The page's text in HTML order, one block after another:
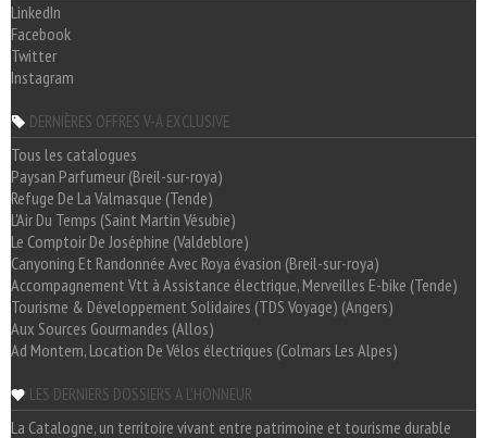
LinkedIn
Facebook
Twitter
Instagram
DERNIÈRES OFFRES V-A EXCLUSIVE
Tous les catalogues
Paysan Parfumeur (Breil-sur-roya)
Refuge De La Valmasque (Tende)
L'Air Du Temps (Saint Martin Vésubie)
Le Comptoir De Joséphine (Valdeblore)
Canyoning Et Randonnée Avec Roya évasion (Breil-sur-roya)
Accompagnement Vtt à Assistance électrique, Merveilles E-bike (Tende)
Tourisme & Développement Solidaires (TDS Voyage) (Angers)
Aux Sources Gourmandes (Allos)
Ad Montem, Location De Vélos électriques (Colmars Les Alpes)
LES DERNIERS DOSSIERS A L'HONNEUR
La Catalogne, un territoire vivant entre patrimoine et tourisme durable